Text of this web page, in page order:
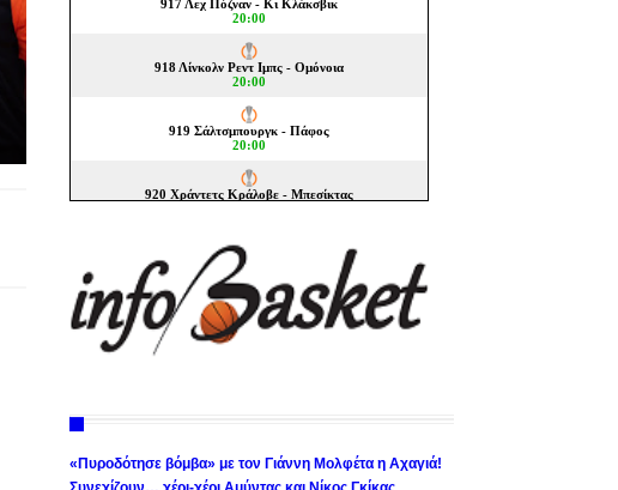
«Πυροδότησε βόμβα» με τον Γιάννη Μολφέτα η Αχαγιά!